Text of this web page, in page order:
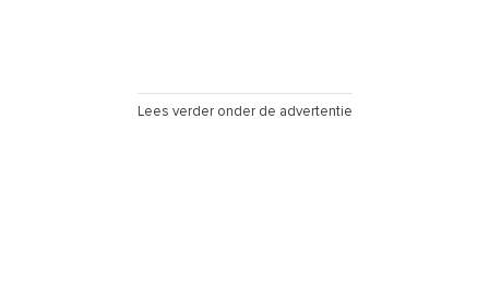
Lees verder onder de advertentie